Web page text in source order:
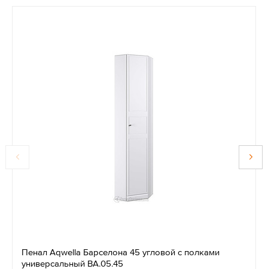
Пенал Aqwella Барселона 45 угловой с полками
универсальный BA.05.45